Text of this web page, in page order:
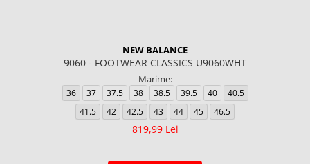
NEW BALANCE
9060 - FOOTWEAR CLASSICS U9060WHT
Marime:
36 37 37.5 38 38.5 39.5 40
40.5
41.5
42 42.5 43 44 45 46.5
819,99 Lei